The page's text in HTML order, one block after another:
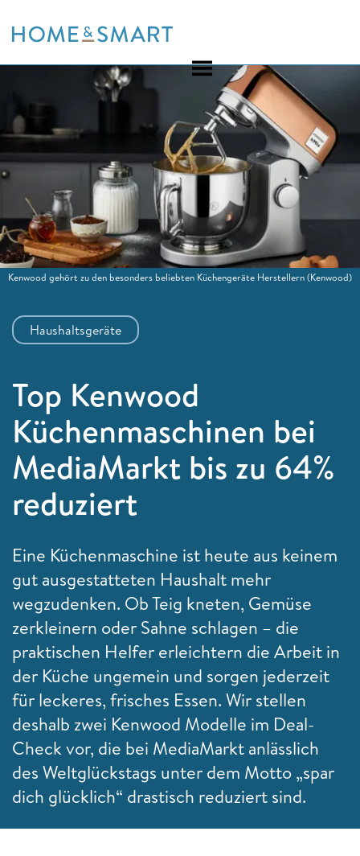
to
Haushaltsgeräte
Top Kenwood
Küchenmaschinen bei
MediaMarkt bis zu 64%
reduziert
Eine Küchenmaschine ist heute aus keinem
gut ausgestatteten Haushalt mehr
wegzudenken. Ob Teig kneten, Gemüse
zerkleinern oder Sahne schlagen – die
praktischen Helfer erleichtern die Arbeit in
der Küche ungemein und sorgen jederzeit
für leckeres, frisches Essen. Wir stellen
deshalb zwei Kenwood Modelle im Deal-
Check vor, die bei MediaMarkt anlässlich
des Weltglückstags unter dem Motto „spar
dich glücklich“ drastisch reduziert sind.
Kenwood gehört zu den besonders beliebten Küchengeräte Herstellern(Kenwood)